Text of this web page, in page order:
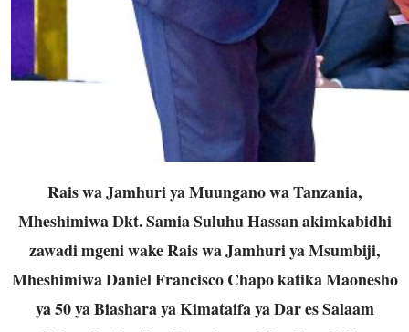
Rais wa Jamhuri ya Muungano wa Tanzania,
Mheshimiwa Dkt. Samia Suluhu Hassan akimkabidhi
zawadi mgeni wake Rais wa Jamhuri ya Msumbiji,
Mheshimiwa Daniel Francisco Chapo katika Maonesho
ya 50 ya Biashara ya Kimataifa ya Dar es Salaam